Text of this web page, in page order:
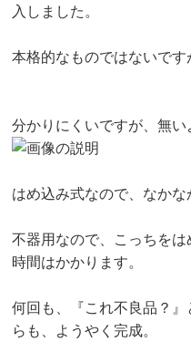
入しました。
本格的なものではないです
分かりにくいですが、無い
はめ込み式なので、なかな
不器用なので、こっちを
時間はかかります。
何回も、『これ不良品？
らも、ようやく完成。